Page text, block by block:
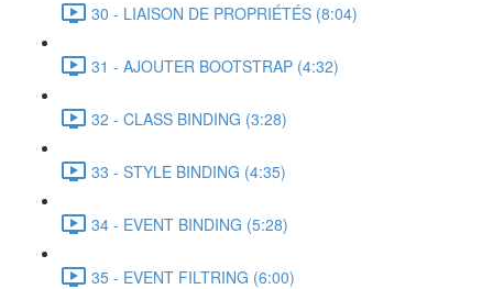
30 - LIAISON DE PROPRIÉTÉS (8:04)
31 - AJOUTER BOOTSTRAP (4:32)
32 - CLASS BINDING (3:28)
33 - STYLE BINDING (4:35)
34 - EVENT BINDING (5:28)
35 - EVENT FILTRING (6:00)